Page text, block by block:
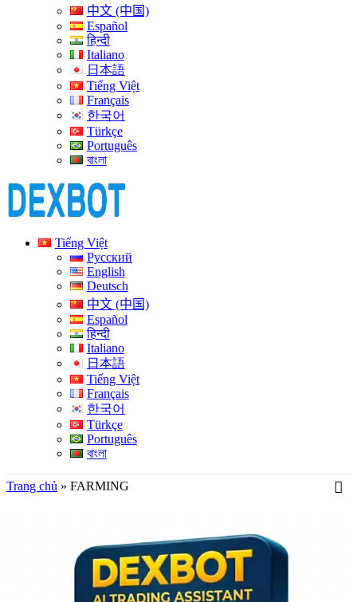
中文 (中国)
Español
हिन्दी
Italiano
日本語
Tiếng Việt
Français
한국어
Türkçe
Português
বাংলা
Tiếng Việt
Русский
English
Deutsch
中文 (中国)
Español
हिन्दी
Italiano
日本語
Tiếng Việt
Français
한국어
Türkçe
Português
বাংলা
Trang chủ » FARMING